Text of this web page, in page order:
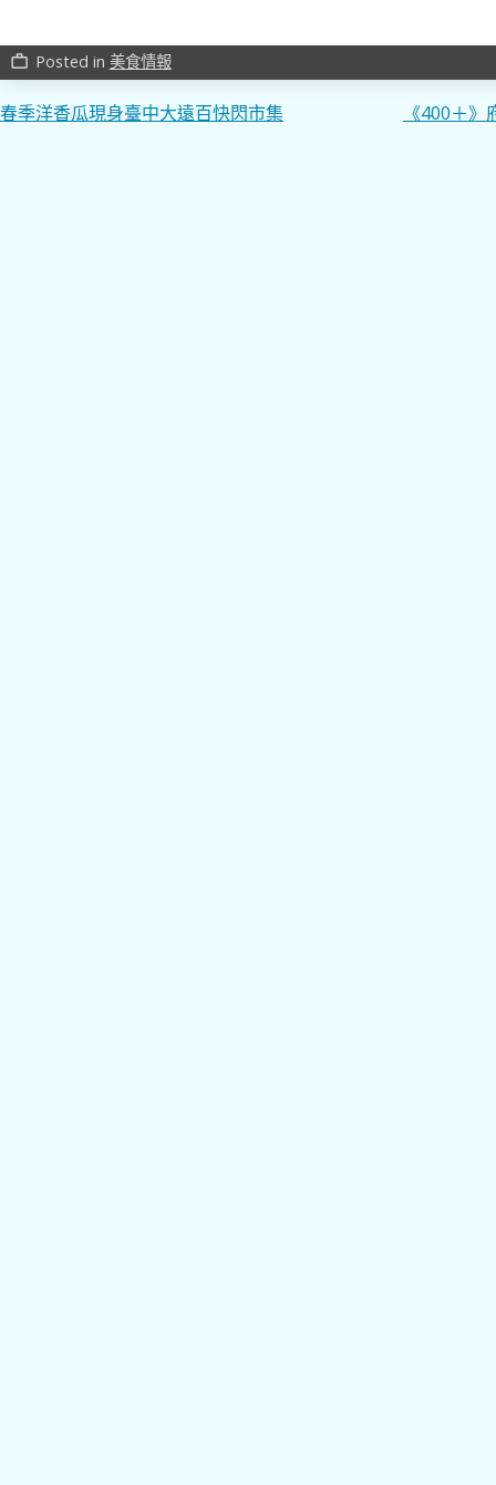
work_outline Posted in 美食情報
文
春季洋香瓜現身臺中大遠百快閃市集 《400＋